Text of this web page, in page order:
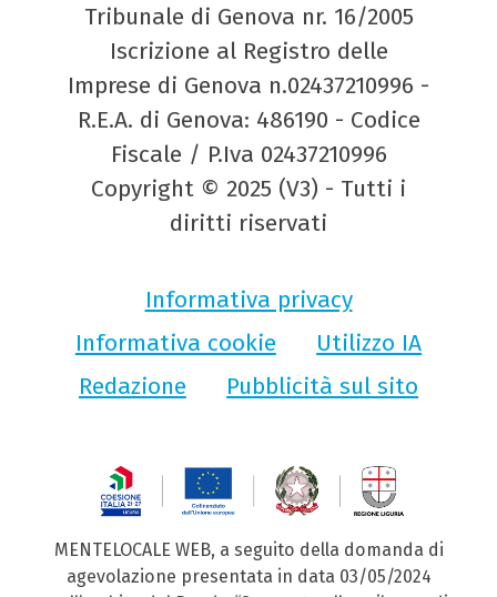
Tribunale di Genova nr. 16/2005
Iscrizione al Registro delle
Imprese di Genova n.02437210996 -
R.E.A. di Genova: 486190 - Codice
Fiscale / P.Iva 02437210996
Copyright © 2025 (V3) - Tutti i
diritti riservati
Informativa privacy
Informativa cookie
Utilizzo IA
Redazione
Pubblicità sul sito
MENTELOCALE WEB, a seguito della domanda di
agevolazione presentata in data 03/05/2024